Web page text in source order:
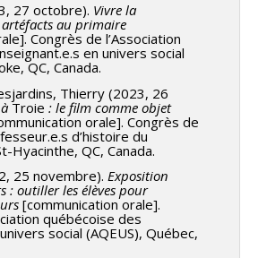
27 octobre). Vivre la
au primaire
Congrès de l’Association
en univers social
QC, Canada.
Thierry (2023, 26
àTroie : le film comme objet
orale]. Congrès de
d’histoire du
Hyacinthe, QC, Canada.
25 novembre). Exposition
: outiller les élèves pour
[communication orale].
québécoise des
social (AQEUS), Québec,